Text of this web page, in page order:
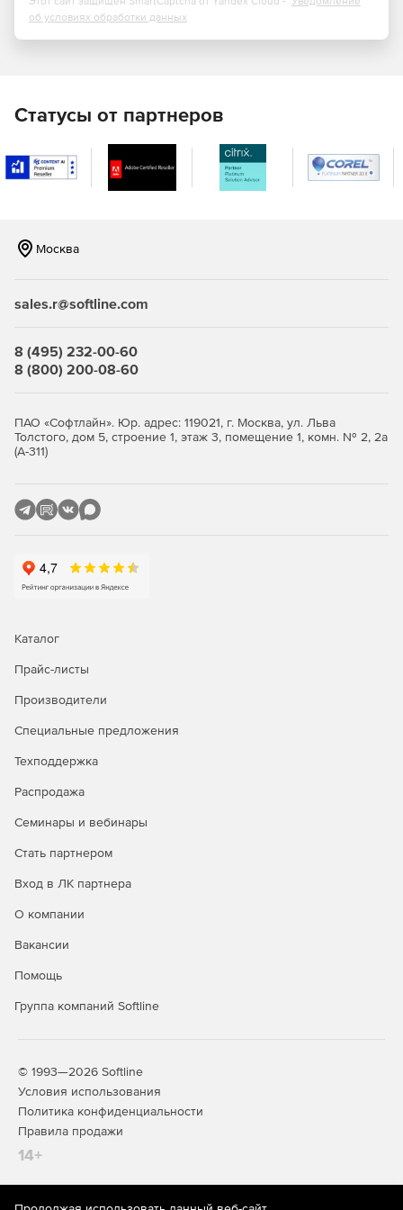
(юридических и физических лиц).
Ведение реестра объектов негативного воздействия
на окружающую среду с привязкой к плательщикам.
загрязняющих веществ и отходов.
квартал на основе расчетов предыдущих кварталов.
формой, установленной Приказом Ростехнадзора.
Выгрузка расчета платы за негативное воздействие
об условиях обработки данных
Статусы от партнеров
Москва
sales.r@softline.com
8 (495) 232-00-60
8 (800) 200-08-60
ПАО «Софтлайн». Юр. адрес: 119021, г. Москва, ул. Льва
Толстого, дом 5, строение 1, этаж 3, помещение 1, комн. № 2, 2а
(А-311)
Каталог
Прайс-листы
Производители
Специальные предложения
Техподдержка
Распродажа
Семинары и вебинары
Стать партнером
Вход в ЛК партнера
О компании
Вакансии
Помощь
Группа компаний Softline
© 1993—2026 Softline
Условия использования
Политика конфиденциальности
Правила продажи
14+